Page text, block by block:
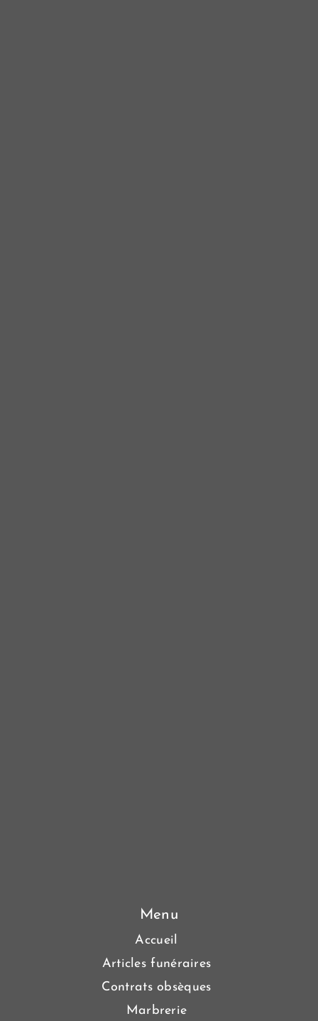
Menu
Accueil
Articles funéraires
Contrats obsèques
Marbrerie